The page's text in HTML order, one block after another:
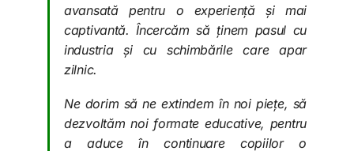
avansată pentru o experiență și mai
captivantă. Încercăm să ținem pasul cu
industria și cu schimbările care apar
zilnic.
Ne dorim să ne extindem în noi piețe, să
dezvoltăm noi formate educative, pentru
a aduce în continuare copiilor o